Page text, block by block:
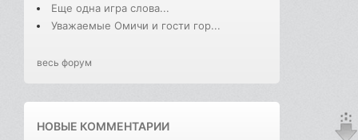
Еще одна игра слова...
Уважаемые Омичи и гости гор...
весь форум
НОВЫЕ КОММЕНТАРИИ